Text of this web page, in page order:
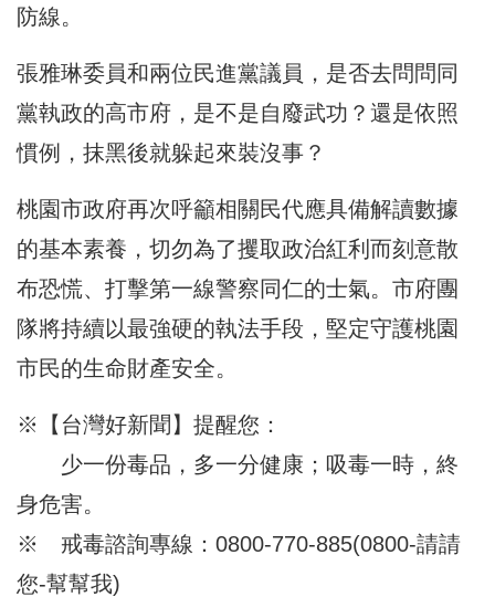
防線。
張雅琳委員和兩位民進黨議員，是否去問問同
黨執政的高市府，是不是自廢武功？還是依照
慣例，抹黑後就躲起來裝沒事？
桃園市政府再次呼籲相關民代應具備解讀數據
的基本素養，切勿為了攫取政治紅利而刻意散
布恐慌、打擊第一線警察同仁的士氣。市府團
隊將持續以最強硬的執法手段，堅定守護桃園
市民的生命財產安全。
※【台灣好新聞】提醒您：
少一份毒品，多一分健康；吸毒一時，終
身危害。
※ 戒毒諮詢專線：0800-770-885(0800-請請
您-幫幫我)